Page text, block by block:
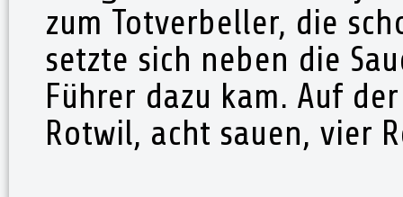
zum Totverbeller, die
setzte sich neben die
Führer dazu kam. Auf
Rotwil, acht sauen, vier